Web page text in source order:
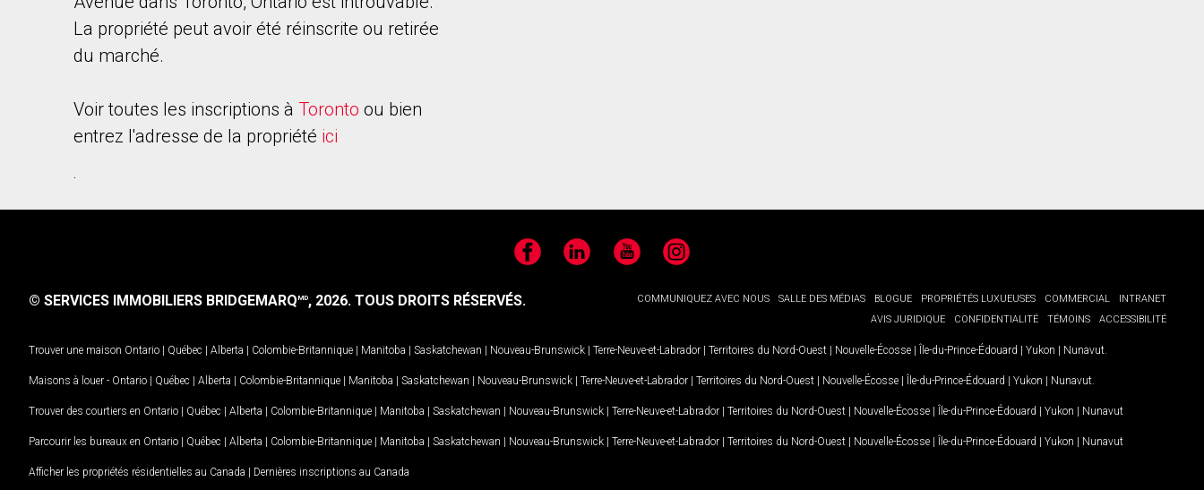
La propriété peut avoir été réinscrite ou retirée
du marché.
Voir toutes les inscriptions à Toronto ou bien
entrez l'adresse de la propriété ici
.
FacebookLinkedIn YouTubeInstagram
COMMUNIQUEZ AVEC NOUS SALLE DES MÉDIAS BLOGUE PROPRIÉTÉS LUXUEUSES COMMERCIAL
INTRANET
AVIS JURIDIQUE
CONFIDENTIALITÉ TÉMOINS ACCESSIBILITÉ
© SERVICES IMMOBILIERS BRIDGEMARQMD, 2026. TOUS DROITS RÉSERVÉS.
Trouver une maison Ontario | Québec | Alberta | Colombie-Britannique | Manitoba | Saskatchewan | Nouveau-Brunswick | Terre-Neuve-et-Labrador | Territoires du Nord-Ouest | Nouvelle-Écosse | Île-du-Prince-Édouard | Yukon | Nunavut
Maisons à louer - Ontario | Québec | Alberta | Colombie-Britannique | Manitoba | Saskatchewan | Nouveau-Brunswick | Terre-Neuve-et-Labrador | Territoires du Nord-Ouest | Nouvelle-Écosse | Île-du-Prince-Édouard | Yukon | Nunavut
Trouver des courtiers en Ontario | Québec | Alberta | Colombie-Britannique | Manitoba | Saskatchewan | Nouveau-Brunswick | Terre-Neuve-et-Labrador | Territoires du Nord-Ouest | Nouvelle-Écosse | Île-du-Prince-Édouard | Yukon | Nunavut
Parcourir les bureaux en Ontario | Québec | Alberta | Colombie-Britannique | Manitoba | Saskatchewan | Nouveau-Brunswick | Terre-Neuve-et-Labrador | Territoires du Nord-Ouest | Nouvelle-Écosse | Île-du-Prince-Édouard | Yukon | Nunavut
Afficher les propriétés résidentielles au Canada | Dernières inscriptions au Canada